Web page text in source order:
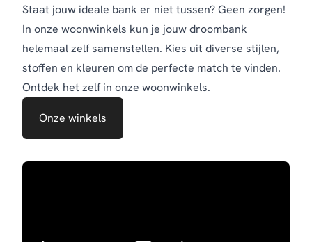
Staat jouw ideale bank er niet tussen? Geen zorgen!
In onze woonwinkels kun je jouw droombank
helemaal zelf samenstellen. Kies uit diverse stijlen,
stoffen en kleuren om de perfecte match te vinden.
Ontdek het zelf in onze woonwinkels.
Onze winkels